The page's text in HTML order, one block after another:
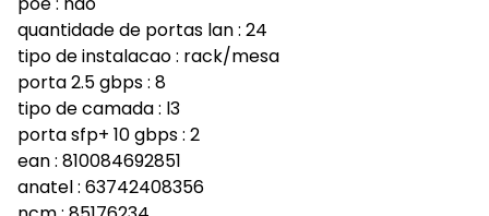
quantidade de portas lan : 24
tipo de instalacao : rack/mesa
porta 2.5 gbps : 8
tipo de camada : l3
porta sfp+ 10 gbps : 2
ean : 810084692851
anatel : 63742408356